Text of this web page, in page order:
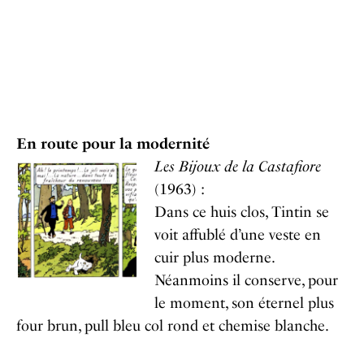
En route pour la modernité
Les Bijoux de la Castafiore
(1963) :
Dans ce huis clos, Tintin se
voit affublé d’une veste en
cuir plus moderne.
Néanmoins il conserve, pour
le moment, son éternel plus
four brun, pull bleu col rond et chemise blanche.